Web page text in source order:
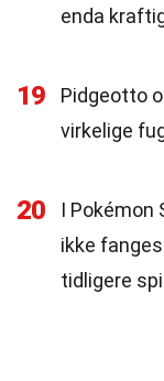
enda
19
Pidgeotto
virkelige
20
I Pokémon
ikke
tidligere